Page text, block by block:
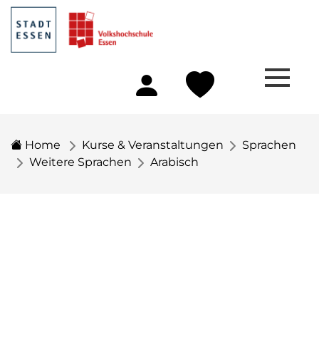
Home Kurse & Veranstaltungen
Sprachen
Weitere Sprachen
Arabisch